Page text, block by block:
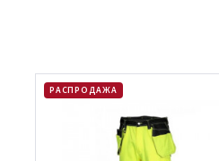
РАСПРОДАЖА